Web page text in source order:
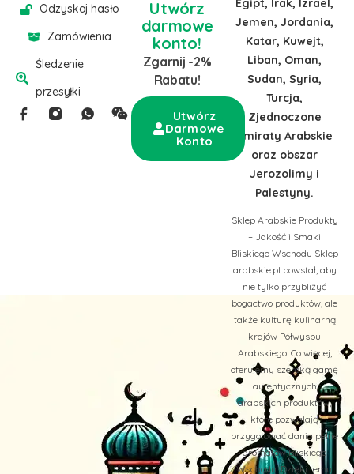
Odzyskaj hasło
Zamówienia
Śledzenie
przesyłki
Egipt, Irak, Izrael,
Jemen, Jordania,
Katar, Kuwejt,
Liban, Oman,
Sudan, Syria,
Turcja,
Zjednoczone
Emiraty Arabskie
oraz obszar
Jerozolimy i
Palestyny.
Sklep Arabskie Produkty
– Jakość i Smaki
Bliskiego Wschodu Sklep
arabskie.pl powstał, aby
nie tylko przybliżyć
bogactwo produktów, ale
także kulturę kulinarną
krajów Półwyspu
Arabskiego. Co więcej,
oferujemy szeroką gamę
autentycznych
arabskich produktów,
które pozwalają
przygotować dania pełne
aromatów Bliskiego
Wschodu. Dzięki temu,
Utwórz
darmowe
konto!
Zgarnij -2%
Rabatu!
Utwórz
Darmowe
Konto